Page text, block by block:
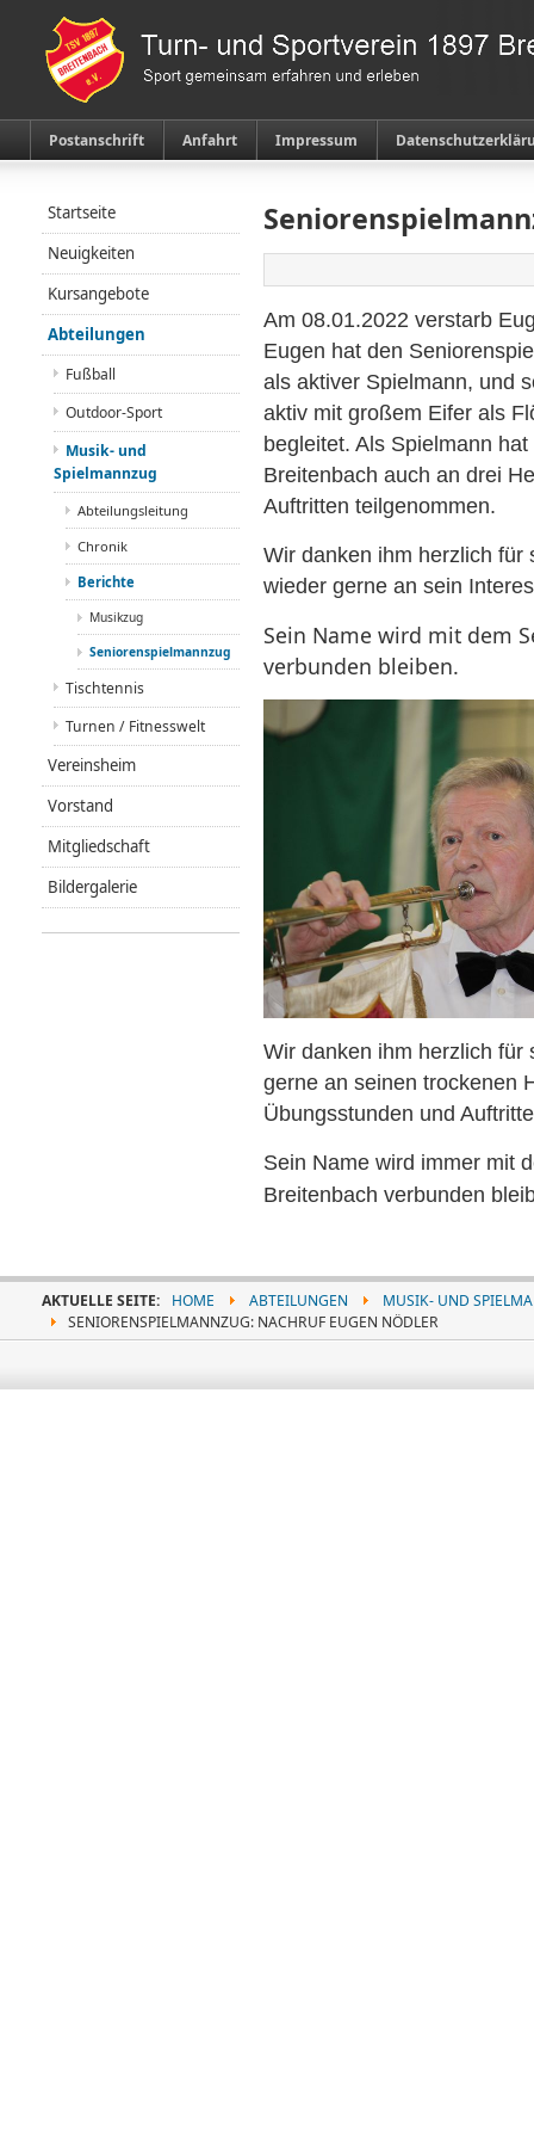
Postanschrift Anfahrt Impressum
Am 08.01.2022 verstarb
Eugen hat den
als aktiver Spielmann, und
aktiv mit großem Eifer als
begleitet. Als Spielmann
Breitenbach auch an drei
Auftritten teilgenommen.
Wir danken ihm herzlich für
wieder gerne an sein
Sein Name wird mit dem
verbunden bleiben.
Wir danken ihm herzlich für
gerne an seinen trockenen
Übungsstunden und
Sein Name wird immer mit
Breitenbach verbunden
Startseite
Neuigkeiten
Kursangebote
Abteilungen
Fußball
Outdoor-Sport
Musik- und
Spielmannzug
Abteilungsleitung
Chronik
Berichte
Musikzug
Seniorenspielmannzug
Tischtennis
Turnen / Fitnesswelt
Vereinsheim
Vorstand
Mitgliedschaft
Bildergalerie
AKTUELLE SEITE: HOME ABTEILUNGEN
MUSIK- UND
SENIORENSPIELMANNZUG: NACHRUF EUGEN NÖDLER